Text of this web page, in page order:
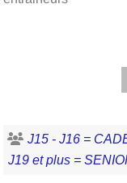
J15 - J16 =
J19 et plus =